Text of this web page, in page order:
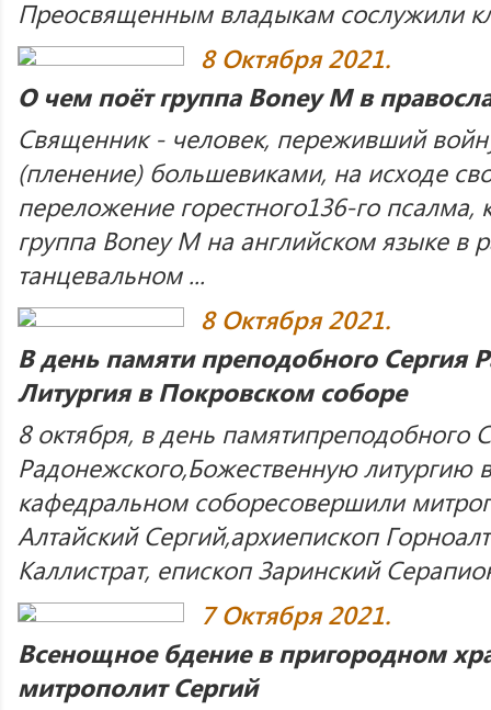
Преосвященным владыкам сослужили
8 Октября 2021.
О чем поёт группа Boney M в
Священник - человек, переживший
(пленение) большевиками, на исходе
переложение горестного136-го псалма,
группа Boney M на английском языке в
танцевальном ...
8 Октября 2021.
В день памяти преподобного Сергия
Литургия в Покровском соборе
8 октября, в день памятипреподобного
Радонежского,Божественную литургию
кафедральном соборесовершили
Алтайский Сергий,архиепископ
Каллистрат, епископ Заринский
7 Октября 2021.
Всенощное бдение в пригородном
митрополит Сергий